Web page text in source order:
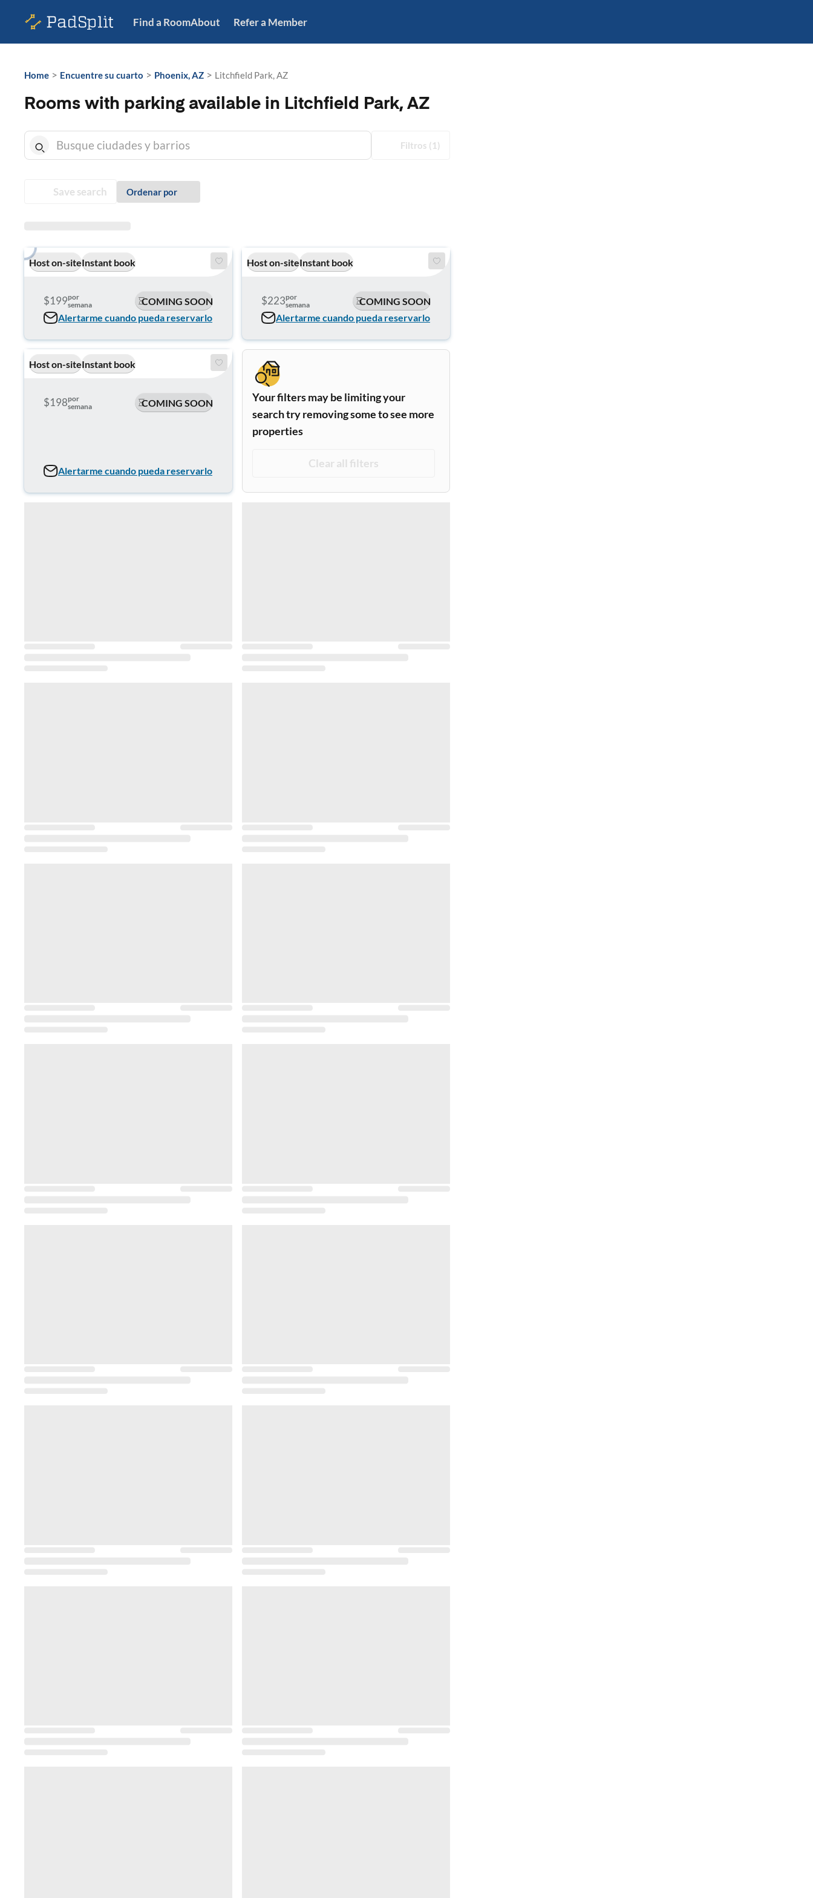
Find a RoomAbout Refer a Member
Home > Encuentre su cuarto > Phoenix, AZ > Litchfield Park, AZ
Rooms with parking available in Litchfield Park, AZ
Filtros (1)
Save search Ordenar por
Host on-siteInstant book
$199por
semana
COMING SOON
Alertarme cuando pueda reservarlo
Host on-siteInstant book
$223por
semana
COMING SOON
Alertarme cuando pueda reservarlo
Host on-siteInstant book
$198por
semana
COMING SOON
Alertarme cuando pueda reservarlo
Your filters may be limiting your
search try removing some to see more
properties
Clear all filters